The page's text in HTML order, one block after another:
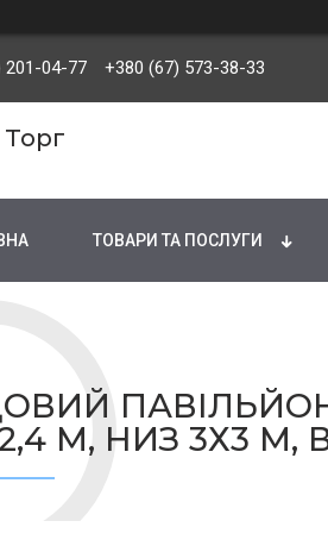
201-04-77 +380 (67) 573-38-33
Торг
ТОВАРИ ТА ПОСЛУГИ
ПАВІЛЬЙОН
М, НИЗ 3Х3 М,